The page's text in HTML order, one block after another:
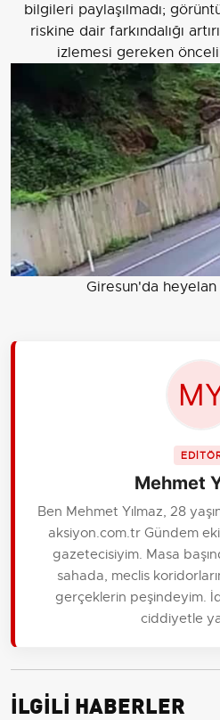
bilgileri paylaşılmadı;
riskine dair farkındalığı
izlemesi gereken
Giresun'da heyelan
Mehmet
Ben Mehmet Yılmaz, 28
aksiyon.com.tr Gündem
gazetecisiyim. Masa
sahada, meclis
gerçeklerin peşindeyim.
ciddiyetle
İLGİLİ HABERLER